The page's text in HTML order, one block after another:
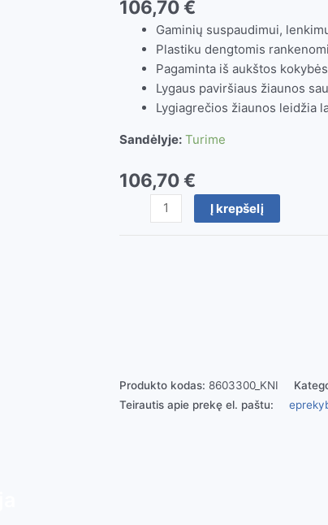
106,70€
Gaminių suspaudimui,
Plastiku dengtomis
Pagaminta iš aukštos
Lygaus paviršiaus žiaunos
Lygiagrečios žiaunos leidžia
Sandėlyje: Turime
106,70€
produkto
kiekis:
Į krepšelį
Produkto kodas: 8603300_KNI
Teirautis apie prekę el. paštu: